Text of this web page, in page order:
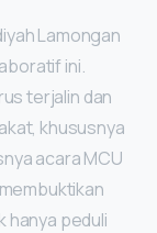
Lamongan
ini.
terjalin dan
khususnya
acara MCU
hanya peduli